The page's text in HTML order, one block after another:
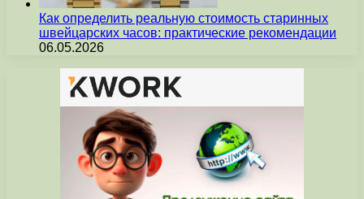
Как определить реальную стоимость старинных
швейцарских часов: практические рекомендации
06.05.2026